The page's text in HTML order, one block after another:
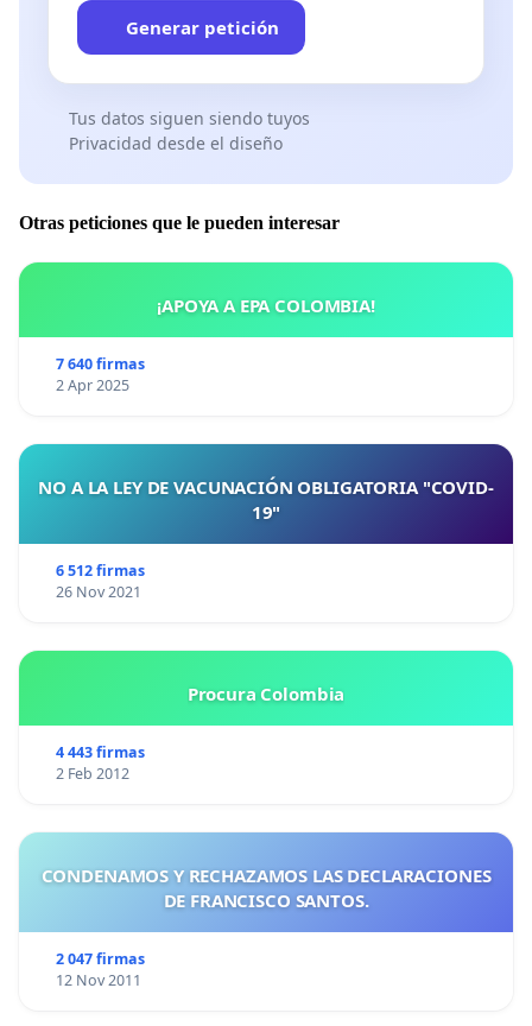
Generar petición
Tus datos siguen siendo tuyos
Privacidad desde el diseño
Otras peticiones que le pueden interesar
¡APOYA A EPA COLOMBIA!
7 640 firmas
2 Apr 2025
NO A LA LEY DE VACUNACIÓN OBLIGATORIA "COVID-
19"
6 512 firmas
26 Nov 2021
Procura Colombia
4 443 firmas
2 Feb 2012
CONDENAMOS Y RECHAZAMOS LAS DECLARACIONES
DE FRANCISCO SANTOS.
2 047 firmas
12 Nov 2011